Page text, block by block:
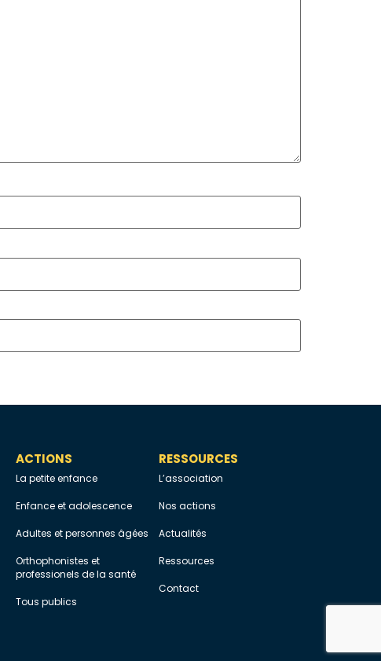
ACTIONS
La petite enfance
Enfance et adolescence
Adultes et personnes âgées
Orthophonistes et
professionels de la santé
Tous publics
RESSOURCES
L’association
Nos actions
Actualités
Ressources
Contact